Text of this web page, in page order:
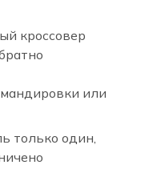
кроссовер
или
только один,